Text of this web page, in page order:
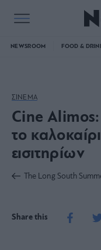
NEWSROOM FOOD &
ΣΙΝΕΜΑ
Cine
το
εισιτηρίων
The Long South
Share this